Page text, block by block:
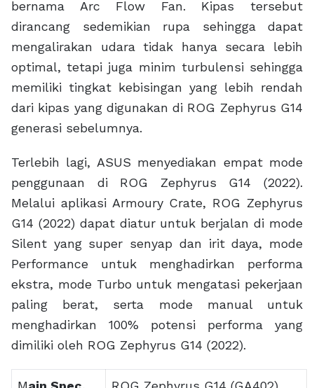
dimiliki oleh ROG Zephyrus G14 (2022).
Main Spec. ROG Zephyrus G14 (GA402)
CPU
AMD Ryzen™ 9 6900HS
Mobile Processor (8-core/16-
thread, 16MB cache, up to
AMD Ryzen™ 7 6800HS
Mobile Processor (8-core/16-
thread, 20MB cache, up to
4.7 GHz max boost)
Operating
System
Windows 11 Home
1x16GB DDR5 4800MHz
2x8GBDDR5 4800MHz